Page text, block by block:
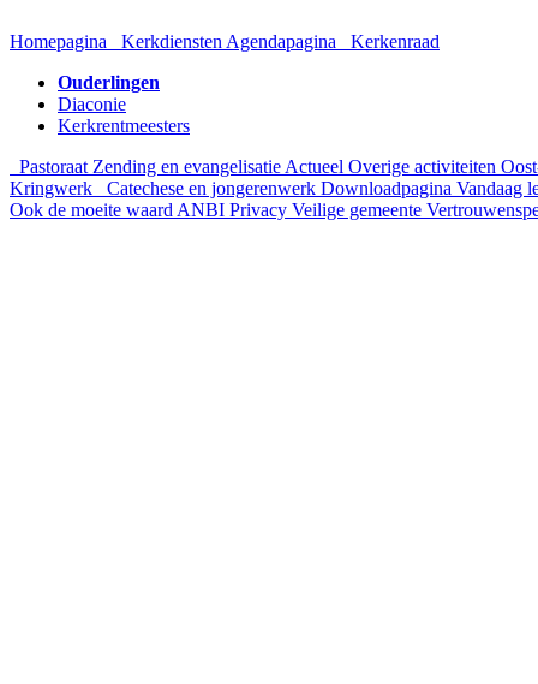
Homepagina Kerkdiensten Agendapagina
Kerkenraad
Ouderlingen
Diaconie
Kerkrentmeesters
Pastoraat Zending en evangelisatie Actueel Overige activiteiten
Kringwerk
Catechese en jongerenwerk Downloadpagina Vandaag
Ook de moeite waard ANBI Privacy Veilige gemeente